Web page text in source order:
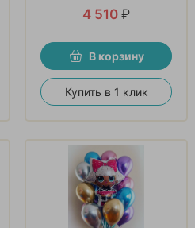
4 510 ₽
В корзину
Купить в 1 клик